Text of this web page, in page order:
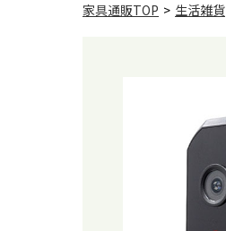
家具通販TOP > 生活雑貨